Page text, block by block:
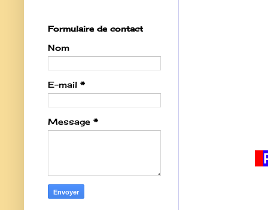
Formulaire de contact
Nom
E-mail *
Message *